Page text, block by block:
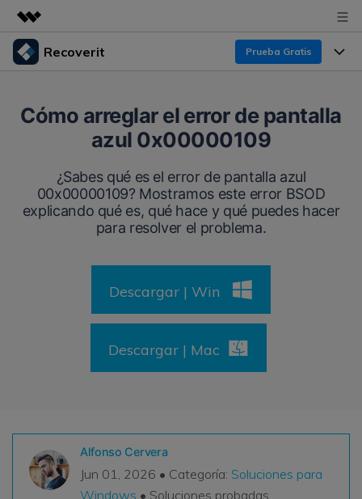
Productos destacados
Utilidades
Empresas
Sala de prensa
Recoverit Prueba Gratis
Líder en recuperación para Windows
Pruébalo Gratis
Recoverit para Mac
Recupera datos ilimitados del sistema Mac
Pruébalo Gratis
Recupera datos perdidos/eliminados gratis
Pruébalo Gratis
Recuperar de Unidades
Recuperar Medios Borrados
Recuperar Documentos
Recursos
Experto en Recuperación de Datos
Historias de Clientes
Temas Destacados
DESCARGAR
Cómo arreglar el error de pantalla
azul 0x00000109
¿Sabes qué es el error de pantalla azul
00x00000109? Mostramos este error BSOD
explicando qué es, qué hace y qué puedes hacer
para resolver el problema.
Descargar | Win
Descargar | Mac
Alfonso Cervera
Jun 01, 2026 • Categoría: Soluciones para
Windows • Soluciones probadas